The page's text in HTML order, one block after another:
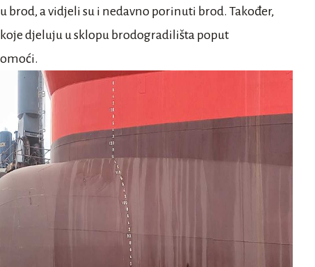
brod, a vidjeli su i nedavno porinuti brod. Također,
djeluju u sklopu brodogradilišta poput